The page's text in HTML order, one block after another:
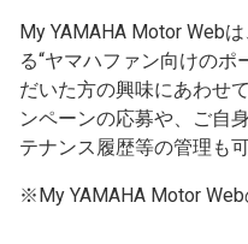
My YAMAHA Motor Web
る“ヤマハファン向けのポ
だいた方の興味にあわせ
ンペーンの応募や、ご自
テナンス履歴等の管理も可
※My YAMAHA Motor Web